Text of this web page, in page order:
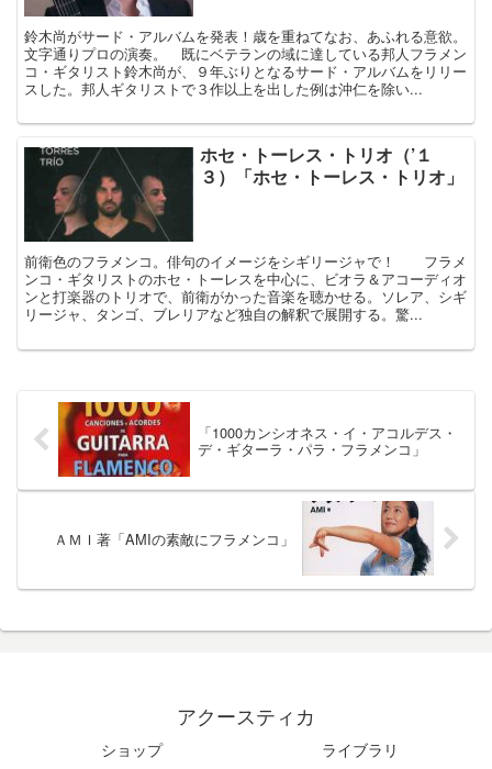
鈴木尚がサード・アルバムを発表！歳を重ねてなお、あふれる意欲。
文字通りプロの演奏。 既にベテランの域に達している邦人フラメン
コ・ギタリスト鈴木尚が、９年ぶりとなるサード・アルバムをリリー
スした。邦人ギタリストで３作以上を出した例は沖仁を除い...
ホセ・トーレス・トリオ（’１
３）「ホセ・トーレス・トリオ」
前衛色のフラメンコ。俳句のイメージをシギリージャで！ フラメ
ンコ・ギタリストのホセ・トーレスを中心に、ビオラ＆アコーディオ
ンと打楽器のトリオで、前衛がかった音楽を聴かせる。ソレア、シギ
リージャ、タンゴ、ブレリアなど独自の解釈で展開する。驚...
「1000カンシオネス・イ・アコルデス・
デ・ギターラ・パラ・フラメンコ」
ＡＭＩ著「AMIの素敵にフラメンコ」
アクースティカ
ショップ ライブラリ